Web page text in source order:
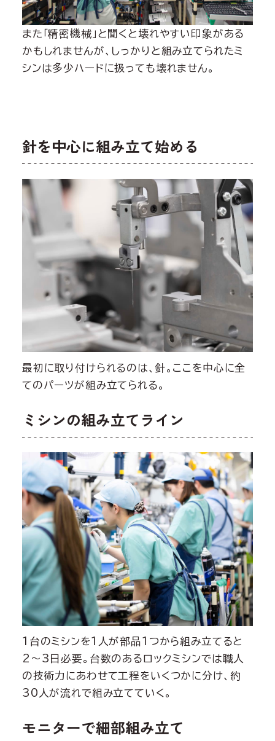
また「精密機械」と聞くと壊れやすい印象がある
かもしれませんが、しっかりと組み立てられたミ
シンは多少ハードに扱っても壊れません。
針を中心に組み立て始める
最初に取り付けられるのは、針。ここを中心に全
てのパーツが組み立てられる。
ミシンの組み立てライン
1台のミシンを1人が部品1つから組み立てると
2〜3日必要。台数のあるロックミシンでは職人
の技術力にあわせて工程をいくつかに分け、約
30人が流れで組み立てていく。
モニターで細部組み立て